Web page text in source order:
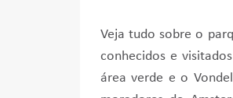
Veja tudo sobre o
conhecidos e
área verde e o